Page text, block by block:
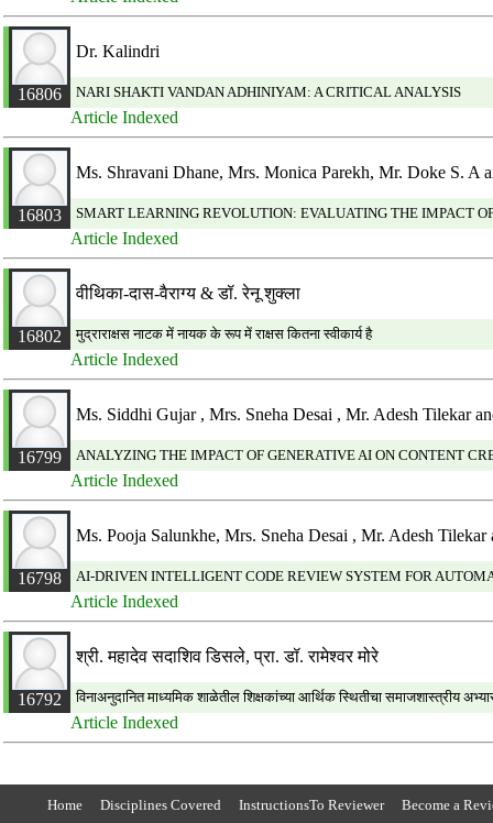
16806
Dr. Kalindri
NARI SHAKTI VANDAN ADHINIYAM: A CRITICAL ANALYSIS
Article Indexed
16803
Ms. Shravani Dhane, Mrs. Monica Parekh, Mr. Doke S. A
SMART LEARNING REVOLUTION: EVALUATING THE IMPACT
Article Indexed
16802
वीथिका-दास-वैराग्य & डॉ. रेनू शुक्ला
मुद्राराक्षस नाटक में नायक के रूप में राक्षस कितना स्वीकार्य है
Article Indexed
16799
Ms. Siddhi Gujar , Mrs. Sneha Desai , Mr. Adesh Tilekar
ANALYZING THE IMPACT OF GENERATIVE AI ON CONTENT
Article Indexed
16798
Ms. Pooja Salunkhe, Mrs. Sneha Desai , Mr. Adesh
AI-DRIVEN INTELLIGENT CODE REVIEW SYSTEM FOR
Article Indexed
16792
श्री. महादेव सदाशिव डिसले, प्रा. डॉ. रामेश्वर मोरे
विनाअनुदानित माध्यमिक शाळेतील शिक्षकांच्या आर्थिक स्थितीचा समाजशास्त्रीय
Article Indexed
Home Disciplines Covered InstructionsTo Reviewer
Become a